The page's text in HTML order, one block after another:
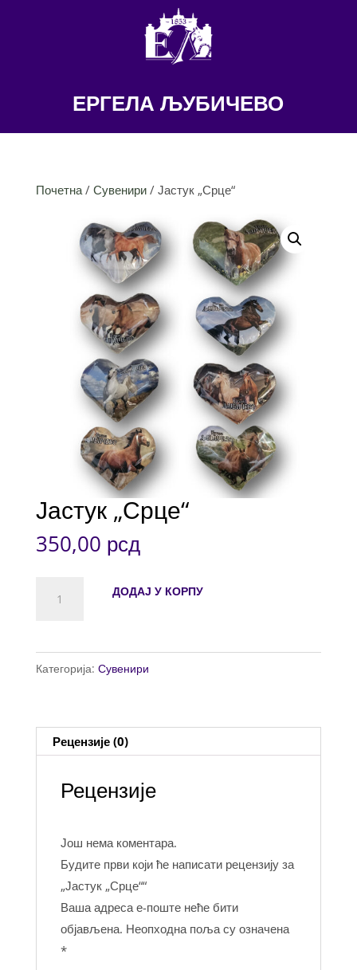
ЕРГЕЛА ЉУБИЧЕВО
Почетна/ Сувенири/ Јастук „Срце“
Јастук „Срце“
350,00 рсд
"Срце"
ДОДАЈ У КОРПУ
Категорија: Сувенири
Рецензије (0)
Рецензије
Још нема коментара.
Будите први који ће написати рецензију за
„Јастук „Срце““
Ваша адреса е-поште неће бити
објављена. Неопходна поља су означена
*